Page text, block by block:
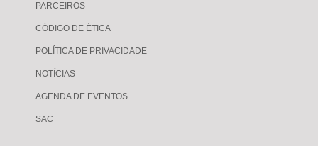
PARCEIROS
CÓDIGO DE ÉTICA
POLÍTICA DE PRIVACIDADE
NOTÍCIAS
AGENDA DE EVENTOS
SAC